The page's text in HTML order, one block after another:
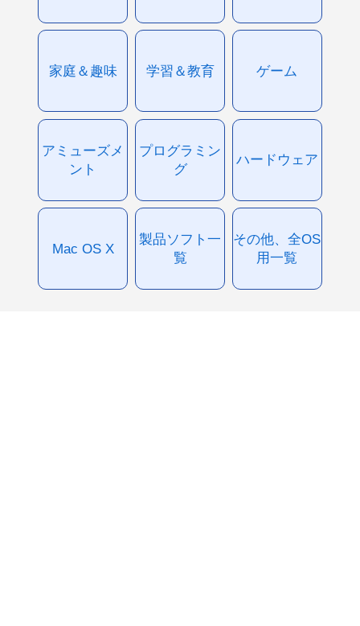
家庭＆趣味 学習＆教育 ゲーム
アミューズメ
ント
プログラミン
グ
ハードウェア
Mac OS X
製品ソフト一
覧
その他、全OS
用一覧